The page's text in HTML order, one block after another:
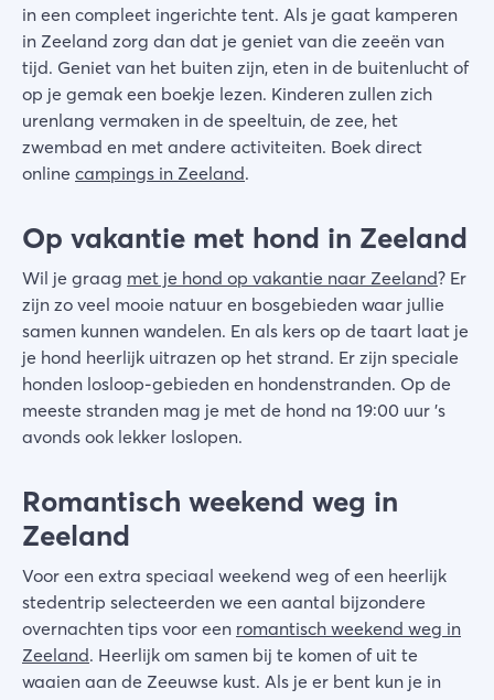
in een compleet ingerichte tent. Als je gaat kamperen
in Zeeland zorg dan dat je geniet van die zeeën van
tijd. Geniet van het buiten zijn, eten in de buitenlucht of
op je gemak een boekje lezen. Kinderen zullen zich
urenlang vermaken in de speeltuin, de zee, het
zwembad en met andere activiteiten. Boek direct
online campings in Zeeland.
Op vakantie met hond in Zeeland
Wil je graag met je hond op vakantie naar Zeeland? Er
zijn zo veel mooie natuur en bosgebieden waar jullie
samen kunnen wandelen. En als kers op de taart laat je
je hond heerlijk uitrazen op het strand. Er zijn speciale
honden losloop-gebieden en hondenstranden. Op de
meeste stranden mag je met de hond na 19:00 uur 's
avonds ook lekker loslopen.
Romantisch weekend weg in
Zeeland
Voor een extra speciaal weekend weg of een heerlijk
stedentrip selecteerden we een aantal bijzondere
overnachten tips voor een romantisch weekend weg in
Zeeland. Heerlijk om samen bij te komen of uit te
waaien aan de Zeeuwse kust. Als je er bent kun je in